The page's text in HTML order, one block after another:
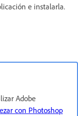
e instalarla.
Adobe
con Photoshop